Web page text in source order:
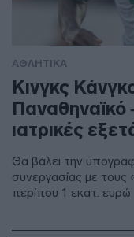
ΑΘΛΗΤΙΚΑ
Κινγκς
ιατρικές
Θα βάλει την
συνεργασίας με τους
περίπου 1 εκατ. ευρώ